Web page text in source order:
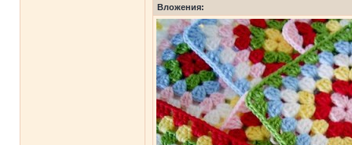
Вложения: